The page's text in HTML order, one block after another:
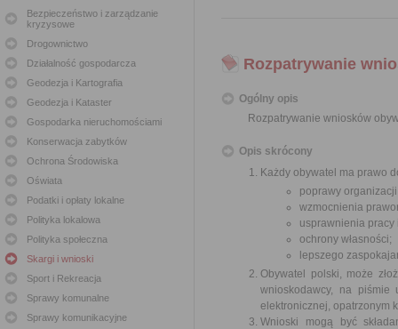
Bezpieczeństwo i zarządzanie
kryzysowe
Drogownictwo
Działalność gospodarcza
Geodezja i Kartografia
Geodezja i Kataster
Gospodarka nieruchomościami
Konserwacja zabytków
Ochrona Środowiska
Oświata
Podatki i opłaty lokalne
Polityka lokalowa
Polityka społeczna
Skargi i wnioski
Sport i Rekreacja
Sprawy komunalne
Sprawy komunikacyjne
Rozpatrywanie
Ogólny opis
Rozpatrywanie wniosków
Opis skrócony
Każdy obywatel ma prawo
poprawy
wzmocnienia
usprawnienia
ochrony własności;
lepszego
Obywatel polski, może
wnioskodawcy, na piśmie
elektronicznej, opatrzonym
Wnioski mogą być